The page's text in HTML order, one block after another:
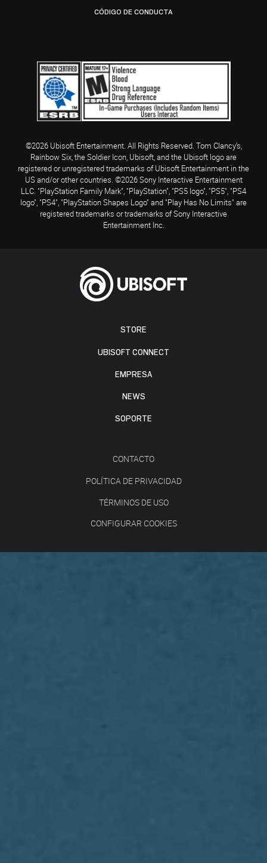
STORE
UBISOFT CONNECT
EMPRESA
NEWS
SOPORTE
CONTACTO
POLÍTICA DE PRIVACIDAD
TÉRMINOS DE USO
CONFIGURAR COOKIES
CÓDIGO DE CONDUCTA
©2026 Ubisoft Entertainment. All Rights Reserved. Tom Clancy’s,
Rainbow Six, the Soldier Icon, Ubisoft, and the Ubisoft logo are
registered or unregistered trademarks of Ubisoft Entertainment in the
US and/or other countries. ©2026 Sony Interactive Entertainment
LLC. "PlayStation Family Mark", "PlayStation", "PS5 logo", "PS5", "PS4
logo", "PS4", "PlayStation Shapes Logo" and "Play Has No Limits" are
registered trademarks or trademarks of Sony Interactive
Entertainment Inc.